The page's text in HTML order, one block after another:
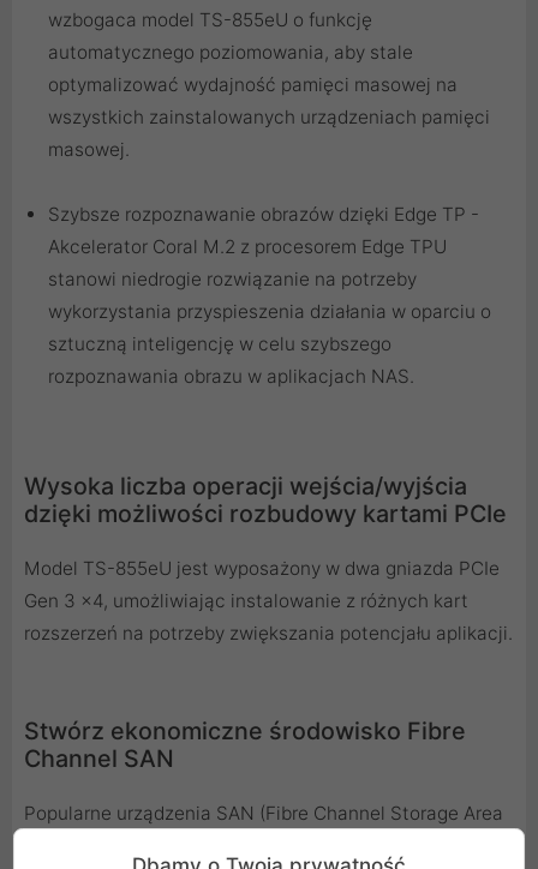
wzbogaca model TS-855eU o funkcję
automatycznego poziomowania, aby stale
optymalizować wydajność pamięci masowej na
wszystkich zainstalowanych urządzeniach pamięci
masowej.
Szybsze rozpoznawanie obrazów dzięki Edge TP -
Akcelerator Coral M.2 z procesorem Edge TPU
stanowi niedrogie rozwiązanie na potrzeby
wykorzystania przyspieszenia działania w oparciu o
sztuczną inteligencję w celu szybszego
rozpoznawania obrazu w aplikacjach NAS.
Wysoka liczba operacji wejścia/wyjścia
dzięki możliwości rozbudowy kartami PCIe
Model TS-855eU jest wyposażony w dwa gniazda PCIe
Gen 3 x4, umożliwiając instalowanie z różnych kart
rozszerzeń na potrzeby zwiększania potencjału aplikacji.
Stwórz ekonomiczne środowisko Fibre
Channel SAN
Popularne urządzenia SAN (Fibre Channel Storage Area